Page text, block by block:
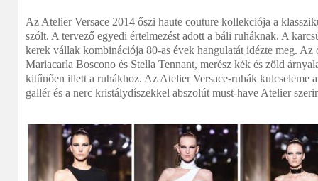
Az Atelier Versace 2014 őszi haute couture kollekciója a
szólt. A tervező egyedi értelmezést adott a báli ruháknak. A
kerek vállak kombinációja 80-as évek hangulatát idézte meg.
Mariacarla Boscono és Stella Tennant, merész kék és zöld
kitűnően illett a ruhákhoz. Az Atelier Versace-ruhák kulcseleme
gallér és a nerc kristálydíszekkel abszolút must-have Atelier